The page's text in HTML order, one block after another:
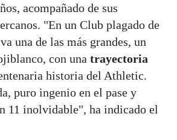
acompañado de sus
"En un Club plagado de
una de las más grandes, un
con una trayectoria
historia del Athletic.
puro ingenio en el pase y
11 inolvidable", ha indicado el